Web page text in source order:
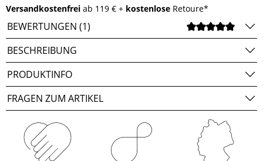
Versandkostenfrei ab 119 € + kostenlose Retoure*
BEWERTUNGEN (1)
BESCHREIBUNG
PRODUKTINFO
FRAGEN ZUM ARTIKEL